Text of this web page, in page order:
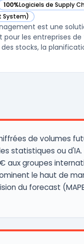
dans cette
100%Logiciels de Supply
— voir Microsoft Dynamics
System) dans cette
est une
les entreprises
stocks, la
de volumes
ou d'IA.
aux groupes
le haut de
du forecast